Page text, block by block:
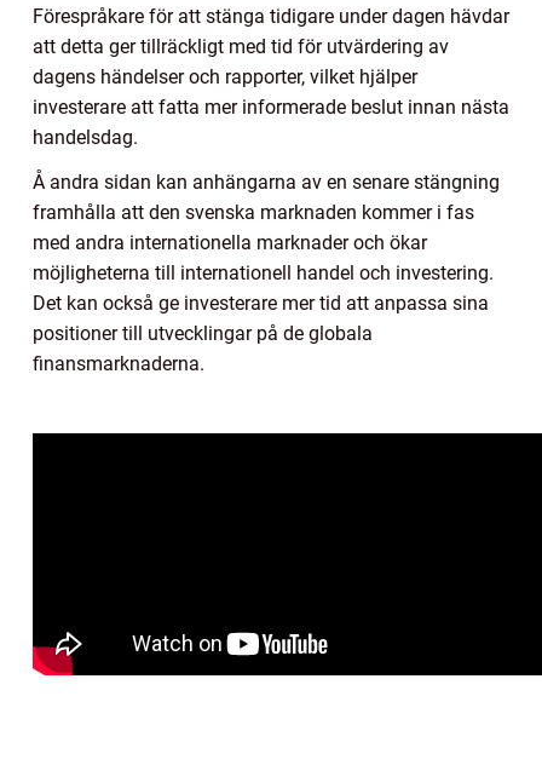
Förespråkare för att stänga tidigare under dagen hävdar
att detta ger tillräckligt med tid för utvärdering av
dagens händelser och rapporter, vilket hjälper
investerare att fatta mer informerade beslut innan nästa
handelsdag.
Å andra sidan kan anhängarna av en senare stängning
framhålla att den svenska marknaden kommer i fas
med andra internationella marknader och ökar
möjligheterna till internationell handel och investering.
Det kan också ge investerare mer tid att anpassa sina
positioner till utvecklingar på de globala
finansmarknaderna.